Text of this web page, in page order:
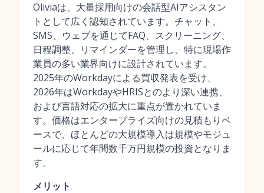
Oliviaは、大量採用向けの会話型AIアシスタン
トとして広く認知されています。チャット、
SMS、ウェブを通じてFAQ、スクリーニング、
日程調整、リマインダーを管理し、特に現場作
業員の多い業界向けに設計されています。
2025年のWorkdayによる買収発表を受け、
2026年はWorkdayやHRISとのより深い連携、
および言語対応の拡大に重点が置かれていま
す。価格はエンタープライズ向けの見積もりベ
ースで、ほとんどの大規模導入は規模やモジュ
ールに応じて年間数千万円規模の投資となりま
す。
メリット